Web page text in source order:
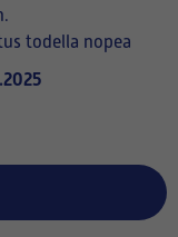
todella nopea